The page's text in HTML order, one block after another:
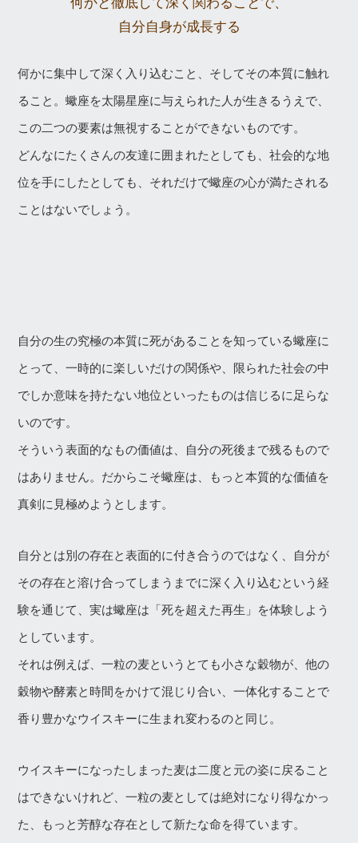
自分自身が成長する
何かに集中して深く入り込むこと、そしてその本質に触れ
ること。蠍座を太陽星座に与えられた人が生きるうえで、
この二つの要素は無視することができないものです。
どんなにたくさんの友達に囲まれたとしても、社会的な地
位を手にしたとしても、それだけで蠍座の心が満たされる
ことはないでしょう。
自分の生の究極の本質に死があることを知っている蠍座に
とって、一時的に楽しいだけの関係や、限られた社会の中
でしか意味を持たない地位といったものは信じるに足らな
いのです。
そういう表面的なもの価値は、自分の死後まで残るもので
はありません。だからこそ蠍座は、もっと本質的な価値を
真剣に見極めようとします。
自分とは別の存在と表面的に付き合うのではなく、自分が
その存在と溶け合ってしまうまでに深く入り込むという経
験を通じて、実は蠍座は「死を超えた再生」を体験しよう
としています。
それは例えば、一粒の麦というとても小さな穀物が、他の
穀物や酵素と時間をかけて混じり合い、一体化することで
香り豊かなウイスキーに生まれ変わるのと同じ。
ウイスキーになったしまった麦は二度と元の姿に戻ること
はできないけれど、一粒の麦としては絶対になり得なかっ
た、もっと芳醇な存在として新たな命を得ています。